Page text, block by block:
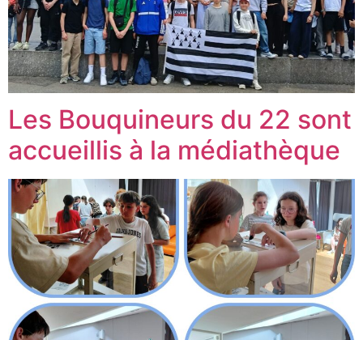
Les Bouquineurs du 22 sont
accueillis à la médiathèque